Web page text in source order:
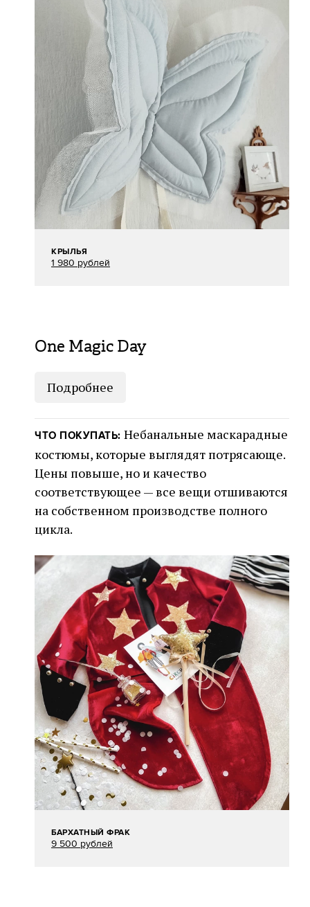
КРЫЛЬЯ
1 980 рублей
One Magic Day
Подробнее
ЧТО ПОКУПАТЬ: Небанальные маскарадные
костюмы, которые выглядят потрясающе.
Цены повыше, но и качество
соответствующее — все вещи отшиваются
на собственном производстве полного
цикла.
БАРХАТНЫЙ ФРАК
9 500 рублей